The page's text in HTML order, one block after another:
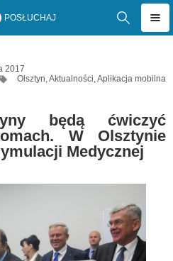
POSŁUCHAJ
2017
Olsztyn,Aktualności,Aplikacja mobilna
będą ćwiczyć
W Olsztynie
Medycznej